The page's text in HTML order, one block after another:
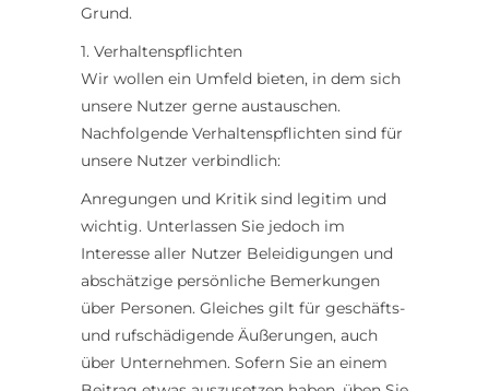
Grund.
1. Verhaltenspflichten
Wir wollen ein Umfeld bieten, in dem sich
unsere Nutzer gerne austauschen.
Nachfolgende Verhaltenspflichten sind für
unsere Nutzer verbindlich:
Anregungen und Kritik sind legitim und
wichtig. Unterlassen Sie jedoch im
Interesse aller Nutzer Beleidigungen und
abschätzige persönliche Bemerkungen
über Personen. Gleiches gilt für geschäfts-
und rufschädigende Äußerungen, auch
über Unternehmen. Sofern Sie an einem